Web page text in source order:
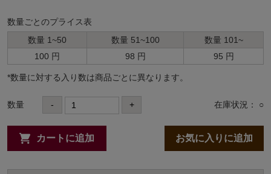
数量ごとのプライス表
数量 1~50
数量 51~100
数量 101~
100 円
98 円 95 円
*数量に対する⼊り数は商品ごとに異なります。
数量 - + 在庫状況： ○
カートに追加 お気に入りに追加